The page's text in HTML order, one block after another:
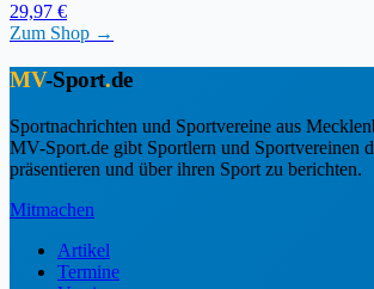
29,97 €
Zum Shop →
MV-Sport.de
Sportnachrichten und Sportvereine aus
MV-Sport.de gibt Sportlern und Sportvereinen
präsentieren und über ihren Sport zu berichten.
Mitmachen
Artikel
Termine